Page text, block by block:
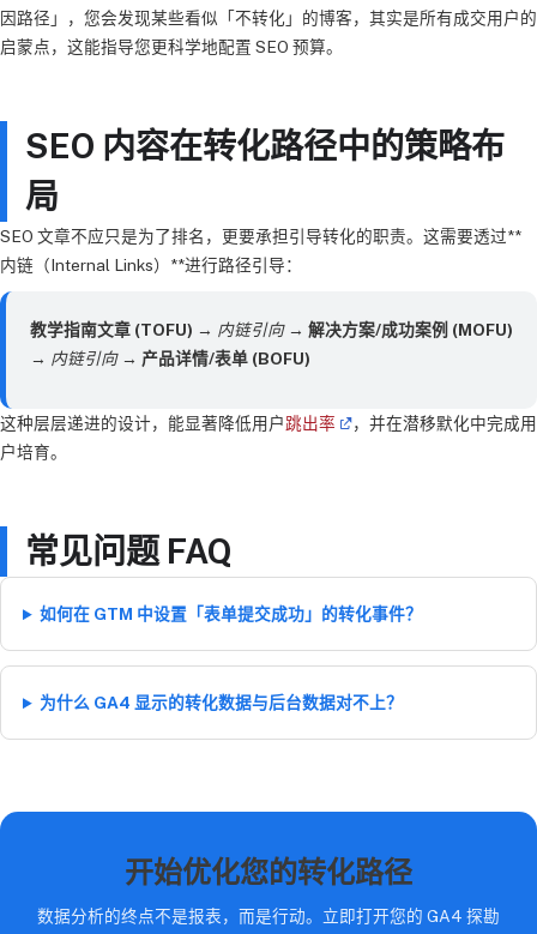
因路径」，您会发现某些看似「不转化」的博客，其实是所有成交用户的
启蒙点，这能指导您更科学地配置 SEO 预算。
SEO 内容在转化路径中的策略布
局
SEO 文章不应只是为了排名，更要承担引导转化的职责。这需要透过**
内链（Internal Links）**进行路径引导：
教学指南文章 (TOFU) → 内链引向→ 解决方案/成功案例 (MOFU)
→ 内链引向→ 产品详情/表单 (BOFU)
这种层层递进的设计，能显著降低用户跳出率
，并在潜移默化中完成用
户培育。
常见问题 FAQ
如何在 GTM 中设置「表单提交成功」的转化事件？
为什么 GA4 显示的转化数据与后台数据对不上？
开始优化您的转化路径
数据分析的终点不是报表，而是行动。立即打开您的 GA4 探勘